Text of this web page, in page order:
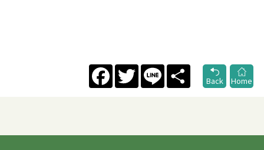
FacebookTwitter Line
Share
Back
Home